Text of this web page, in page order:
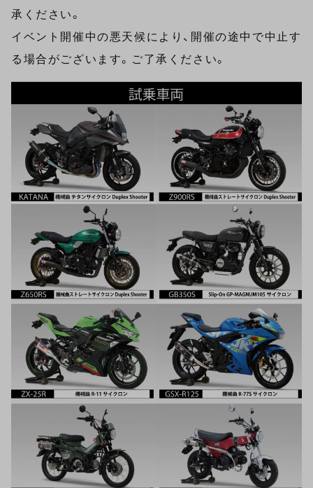
承ください。
イベント開催中の悪天候により、開催の途中で中止す
る場合がございます。ご了承ください。